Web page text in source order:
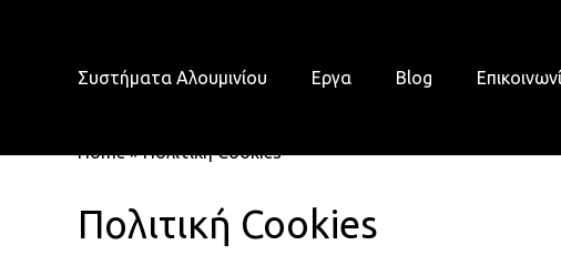
Συστήματα Αλουμινίου Εργα Blog
Home»Πολιτική Cookies
Πολιτική Cookies